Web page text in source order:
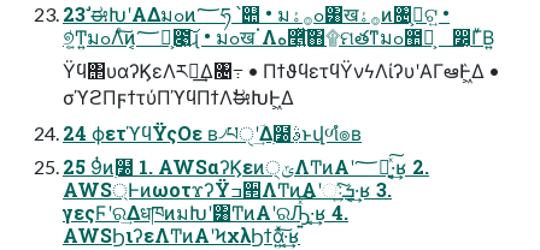
23 ࣗಈԽʹΑΔมߋͷ؅ཧ ՝୊ • มߋ࡞ۀ͸ख࡞ۀͷ৔߹͕ଟ͍ •
୭͕͍ͭͲ͏͍͏มߋΛͨ͠ͷ͔؅ཧ͕೉͍͠ɻ • มߋखॱΛه࿥͍ͯͯ͠΋۩ମతͳมߋ಺༰͕ ෼͔ΓͮΒ͍
Ϋϥ΢υαʔϏεΛར༻͢Δ৔߹ • ΠϯϑϥετϥΫνϟΛίʔυʹΑΓఆٛͰ͖Δ •
σϓϩΠϝϯτύΠϓϥΠϯΛࣗಈԽͰ͖Δ
24 ϕετϓϥΫςΟε ʙ৴པੑʹؔ͢Δ࣭໰ࣄ߲ͱվળํ๏ʙ
25 9ͭͷ࣭໰ 1. AWSαʔϏεͷ੍ݶΛͲͷΑ͏ʹ؅ཧ͍ͯ͠·͔͢ʁ 2.
AWS্ͰͷωοτϫʔΫߏ੒ΛͲͷΑ͏ʹઃܭ͍ͯ͠·͔͢ʁ 3.
γεςϜʹର͢ΔधཁͷมԽʹ͸ͲͷΑ͏ʹରԠ͍ͯ͠·͔͢ʁ 4.
AWSϦιʔεΛͲͷΑ͏ʹϞχλϦϯά͍ͯ͠·͔͢ʁ